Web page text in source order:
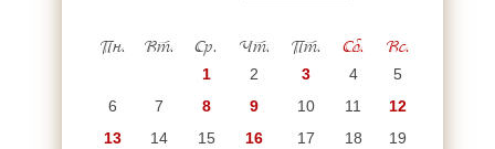
Пн. Вт. Ср. Чт. Пт. Сб. Вс.
1 2 3 4
5
6
7 8 9 10 11
12
13
14 15 16 17 18
19